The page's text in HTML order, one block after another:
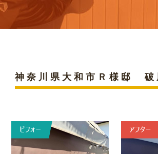
神奈川県大和市Ｒ様邸 破